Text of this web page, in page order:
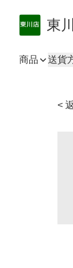
東
商品 送貨
<